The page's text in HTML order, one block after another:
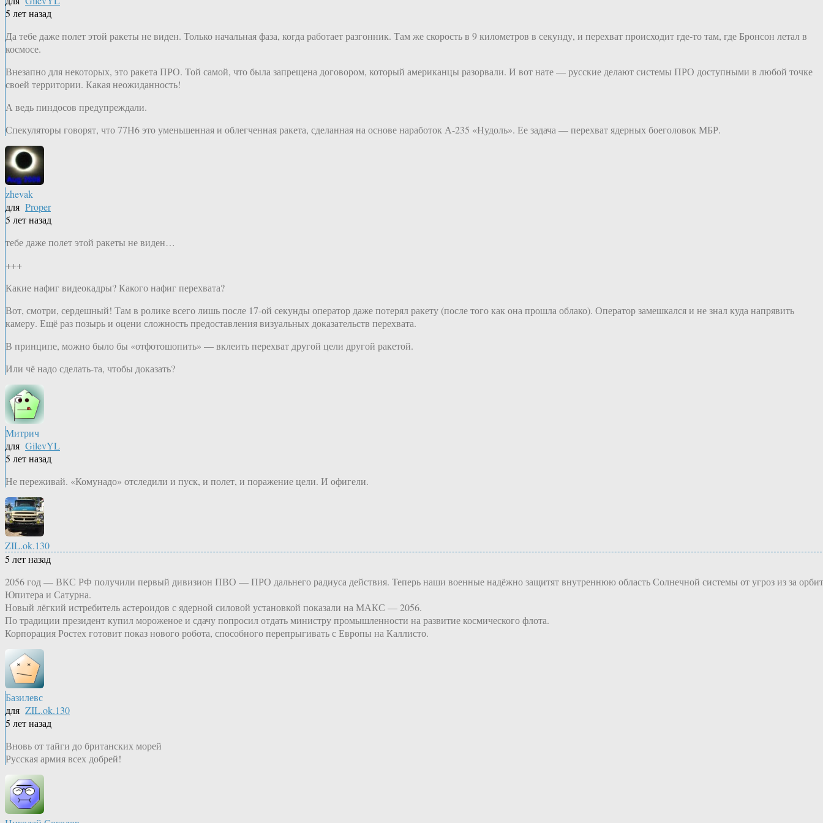
5 лет назад
Да тебе даже полет этой ракеты не виден. Только начальная фаза, когда работает разгонник. Там же скорость в 9 километров в секунду, и перехват происходит где-то там, где Бронсон летал в
космосе.
Внезапно для некоторых, это ракета ПРО. Той самой, что была запрещена договором, который американцы разорвали. И вот нате — русские делают системы ПРО доступными в любой точке
своей территории. Какая неожиданность!
А ведь пиндосов предупреждали.
Спекуляторы говорят, что 77Н6 это уменьшенная и облегченная ракета, сделанная на основе наработок А-235 «Нудоль». Ее задача — перехват ядерных боеголовок МБР.
zhevak
для Proper
5 лет назад
тебе даже полет этой ракеты не виден…
+++
Какие нафиг видеокадры? Какого нафиг перехвата?
Вот, смотри, сердешный! Там в ролике всего лишь после 17-ой секунды оператор даже потерял ракету (после того как она прошла облако). Оператор замешкался и не знал куда напрявить
камеру. Ещё раз позырь и оцени сложность предоставления визуальных доказательств перехвата.
В принципе, можно было бы «отфотошопить» — вклеить перехват другой цели другой ракетой.
Или чё надо сделать-та, чтобы доказать?
Митрич
для GilevYL
5 лет назад
Не переживай. «Комунадо» отследили и пуск, и полет, и поражение цели. И офигели.
ZIL.ok.130
5 лет назад
2056 год — ВКС РФ получили первый дивизион ПВО — ПРО дальнего радиуса действия. Теперь наши военные надёжно защитят внутреннюю область Солнечной системы от угроз из за орбит
Юпитера и Сатурна.
Новый лёгкий истребитель астероидов с ядерной силовой установкой показали на МАКС — 2056.
По традиции президент купил мороженое и сдачу попросил отдать министру промышленности на развитие космического флота.
Корпорация Ростех готовит показ нового робота, способного перепрыгивать с Европы на Каллисто.
Базилевс
для ZIL.ok.130
5 лет назад
Вновь от тайги до британских морей
Русская армия всех добрей!